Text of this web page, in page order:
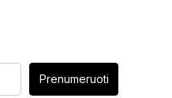
Prenumeruoti